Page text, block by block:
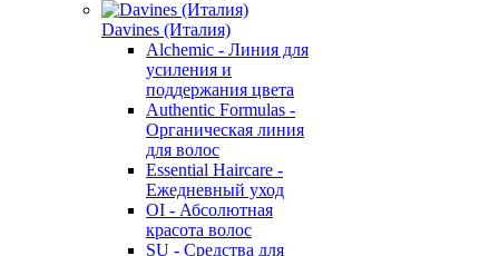
Davines (Италия)
Alchemic - Линия для
усиления и
поддержания цвета
Authentic Formulas -
Органическая линия
для волос
Essential Haircare -
Eжедневный уход
OI - Абсолютная
красота волос
SU - Средства для